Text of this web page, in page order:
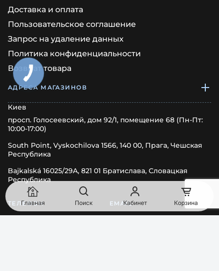
Главная Поиск Кабинет Корзина
Доставка и оплата
Пользовательское соглашение
Запрос на удаление данных
Политика конфиденциальности
Возврат товара
АДРЕСА МАГАЗИНОВ
Киев
просп. Голосеевский, дом 92/1, помещение 68 (Пн-Пт:
10:00-17:00)
South Point, Vyskochilova 1566, 140 00, Прага, Чешская
Республика
Bajkalská 16025/29A, 821 01 Братислава, Словацкая
Республика
ТЕЛЕФОН EMAIL